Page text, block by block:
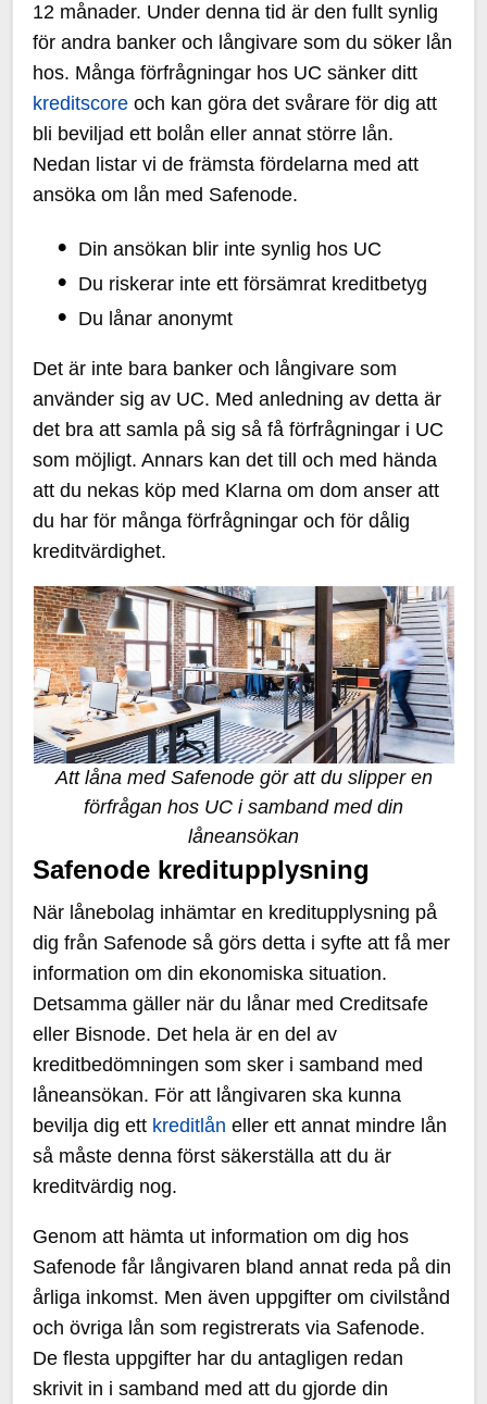
12 månader. Under denna tid är den fullt synlig
för andra banker och långivare som du söker lån
hos. Många förfrågningar hos UC sänker ditt
kreditscore och kan göra det svårare för dig att
bli beviljad ett bolån eller annat större lån.
Nedan listar vi de främsta fördelarna med att
ansöka om lån med Safenode.
Din ansökan blir inte synlig hos UC
Du riskerar inte ett försämrat kreditbetyg
Du lånar anonymt
Det är inte bara banker och långivare som
använder sig av UC. Med anledning av detta är
det bra att samla på sig så få förfrågningar i UC
som möjligt. Annars kan det till och med hända
att du nekas köp med Klarna om dom anser att
du har för många förfrågningar och för dålig
kreditvärdighet.
Att låna med Safenode gör att du slipper en
förfrågan hos UC i samband med din
låneansökan
Safenode kreditupplysning
När lånebolag inhämtar en kreditupplysning på
dig från Safenode så görs detta i syfte att få mer
information om din ekonomiska situation.
Detsamma gäller när du lånar med Creditsafe
eller Bisnode. Det hela är en del av
kreditbedömningen som sker i samband med
låneansökan. För att långivaren ska kunna
bevilja dig ett kreditlån eller ett annat mindre lån
så måste denna först säkerställa att du är
kreditvärdig nog.
Genom att hämta ut information om dig hos
Safenode får långivaren bland annat reda på din
årliga inkomst. Men även uppgifter om civilstånd
och övriga lån som registrerats via Safenode.
De flesta uppgifter har du antagligen redan
skrivit in i samband med att du gjorde din